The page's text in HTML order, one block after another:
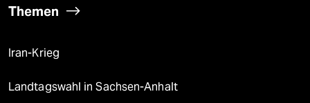
Themen
Iran-Krieg
Landtagswahl in Sachsen-Anhalt